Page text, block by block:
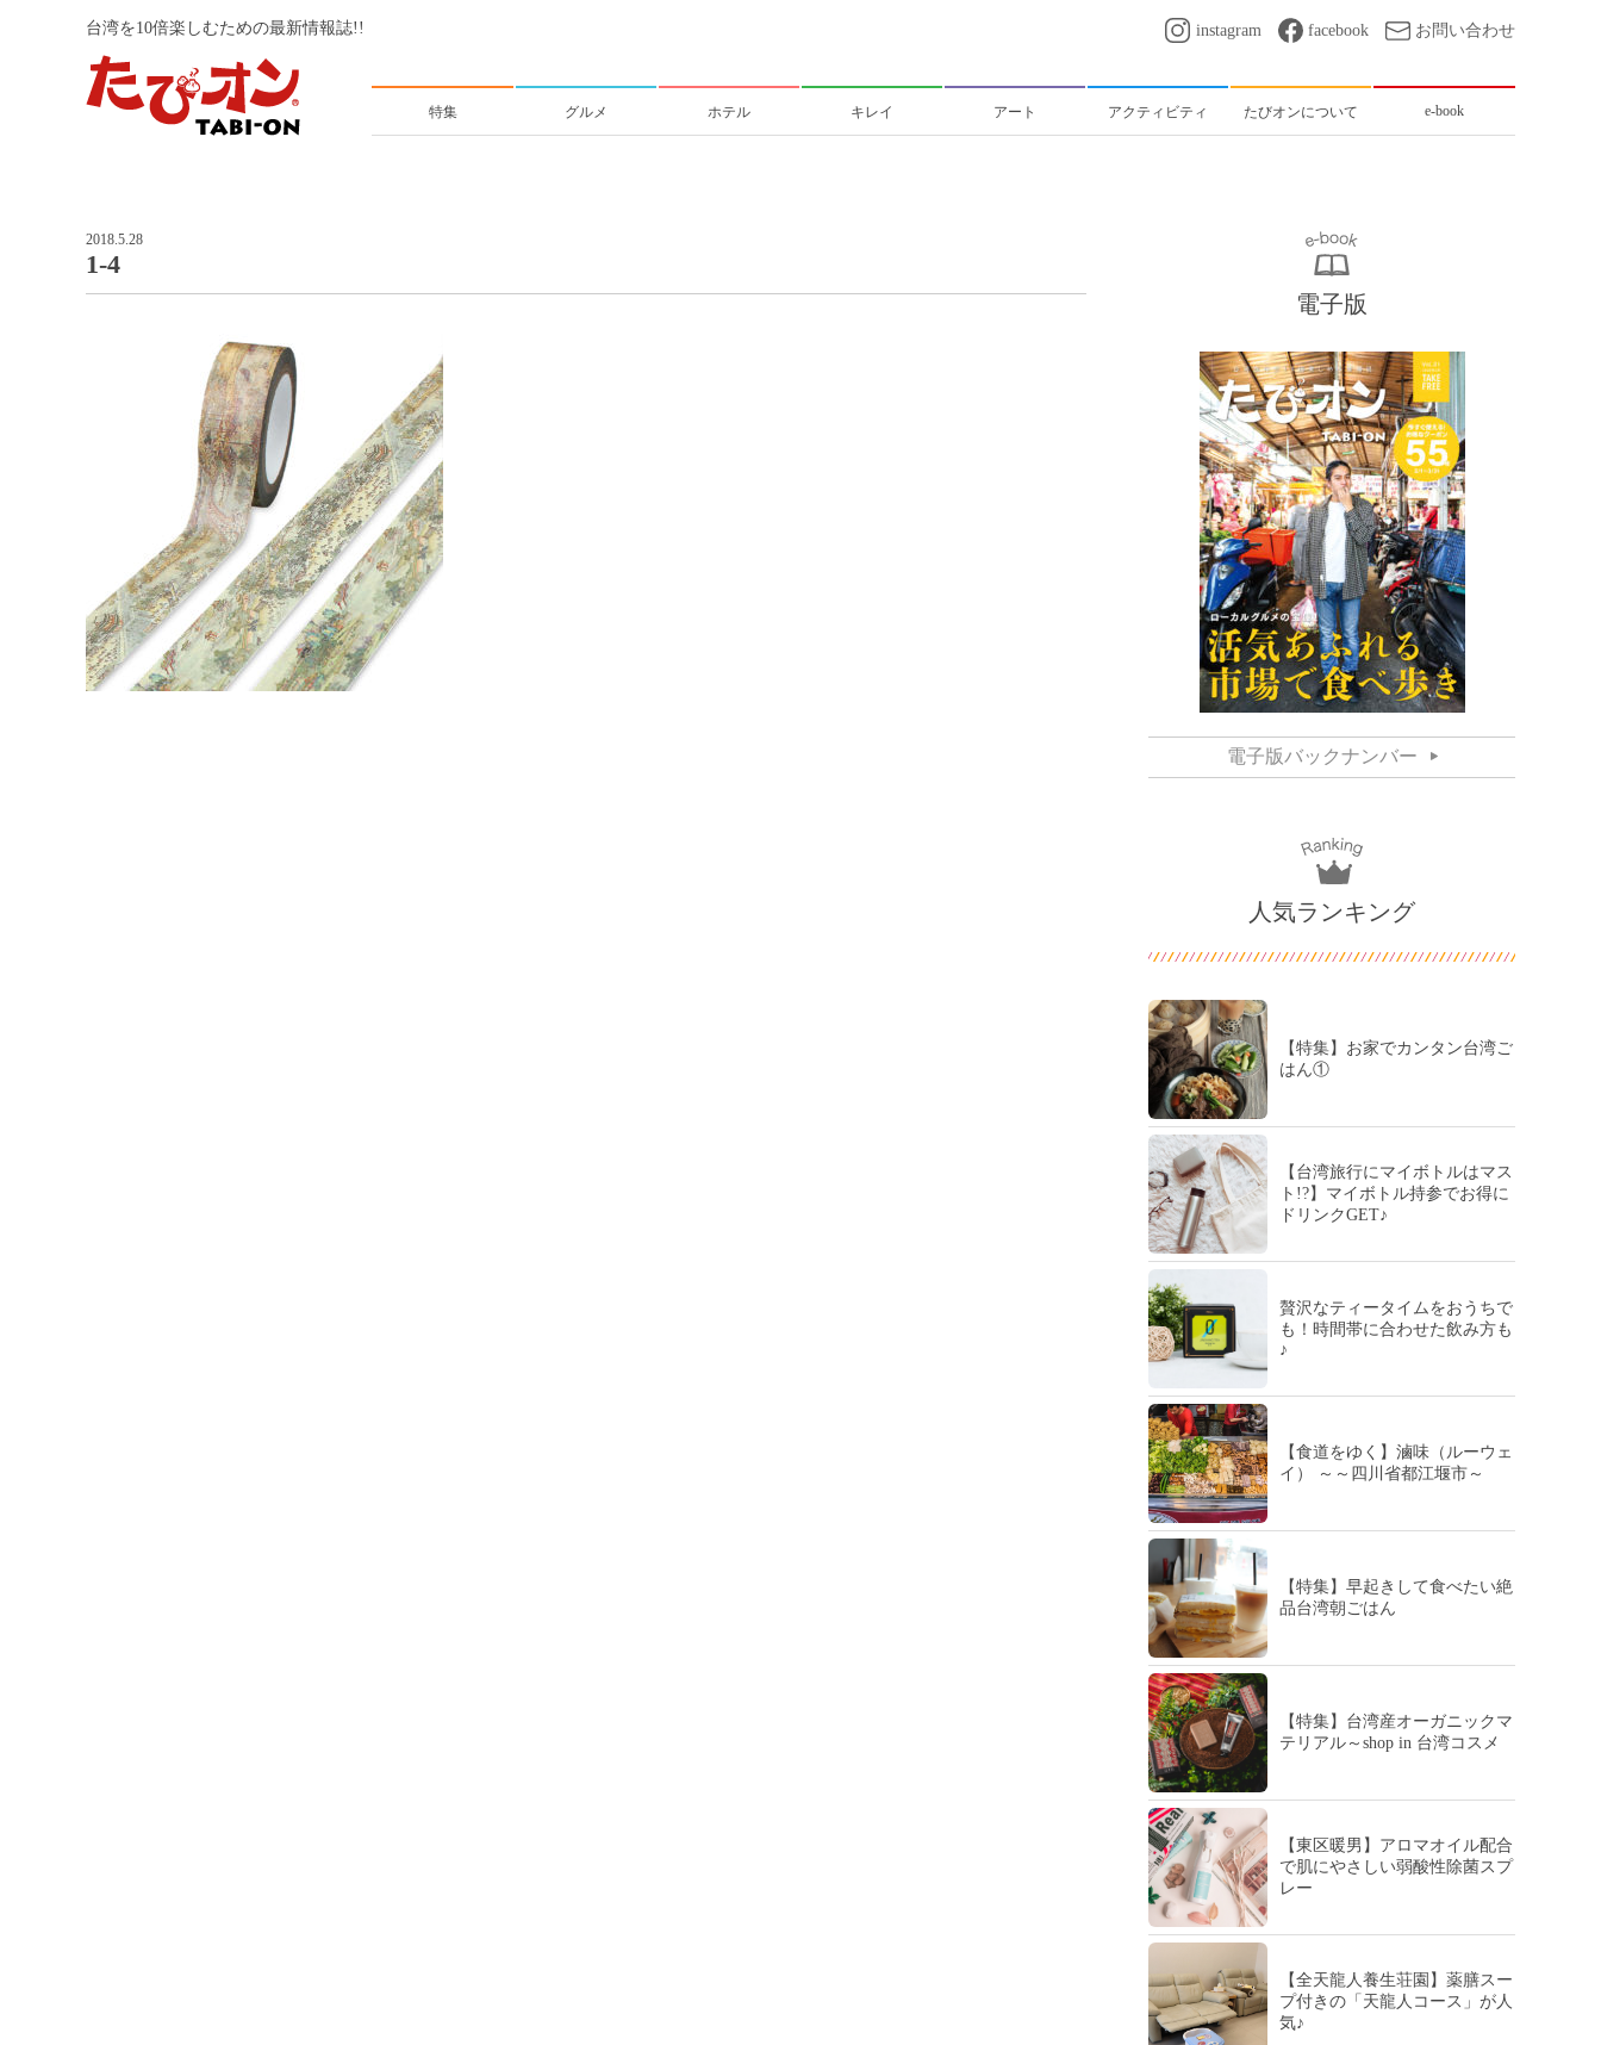
台湾を10倍楽しむための最新情報誌!! instagram facebook お問い合わせ
特集 グルメ ホテル キレイ アート アクティビティ たびオンについて e-book
2018.5.28
1-4
電子版
電子版バックナンバー
人気ランキング
【特集】お家でカンタン台湾ご
はん①
【台湾旅行にマイボトルはマス
ト!?】マイボトル持参でお得に
ドリンクGET♪
贅沢なティータイムをおうちで
も！時間帯に合わせた飲み方も
♪
【食道をゆく】滷味（ルーウェ
イ） ～～四川省都江堰市～
【特集】早起きして食べたい絶
品台湾朝ごはん
【特集】台湾産オーガニックマ
テリアル～shop in 台湾コスメ
【東区暖男】アロマオイル配合
で肌にやさしい弱酸性除菌スプ
レー
【全天龍人養生荘園】薬膳スー
プ付きの「天龍人コース」が人
気♪